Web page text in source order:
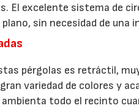
El excelente sistema de
sin necesidad de una
pérgolas es retráctil,
variedad de colores y
ambienta todo el recinto